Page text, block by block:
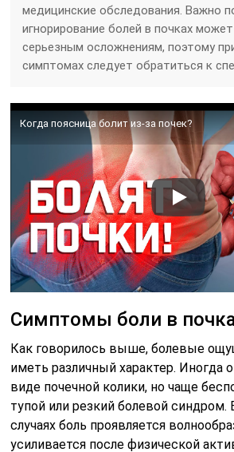
медицинские обследования. Важно
игнорирование болей в почках
серьезным осложнениям, поэтому
симптомах следует обратиться к
Когда поясница болит из-за почек?
Симптомы боли в
Как говорилось выше, болевые
иметь различный характер. Иногда
виде почечной колики, но чаще
тупой или резкий болевой синдром.
случаях боль проявляется
усиливается после физической